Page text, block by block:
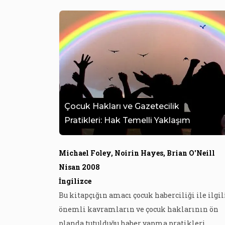
Çocuk Hakları ve Gazetecilik
Pratikleri: Hak Temelli Yaklaşım
Michael Foley, Noirin Hayes, Brian O'Neill
Nisan 2008
İngilizce
Bu kitapçığın amacı çocuk haberciliği ile
önemli kavramların ve çocuk haklarının ön